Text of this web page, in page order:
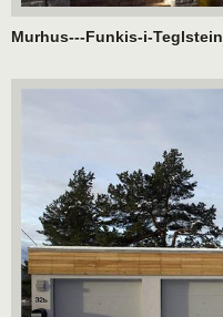
Murhus---Funkis-i-Teglstein